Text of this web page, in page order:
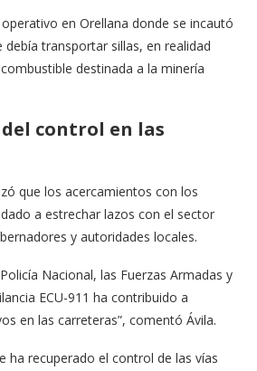
en Orellana donde se incautó
transportar sillas, en realidad
destinada a la minería
control en las
que los acercamientos con los
a estrechar lazos con el sector
y autoridades locales.
Nacional, las Fuerzas Armadas y
ECU-911 ha contribuido a
en las carreteras”, comentó Ávila.
ha recuperado el control de las vías